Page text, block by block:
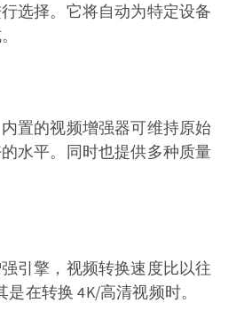
选择。它将自动为特定设备
置的视频增强器可维持原始
水平。同时也提供多种质量
引擎，视频转换速度比以往
在转换 4K/高清视频时。